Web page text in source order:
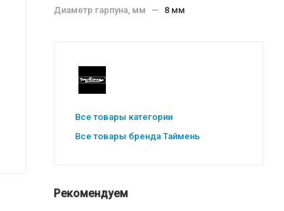
Диаметр гарпуна, мм — 8 мм
Все товары категории
Все товары бренда Таймень
Рекомендуем